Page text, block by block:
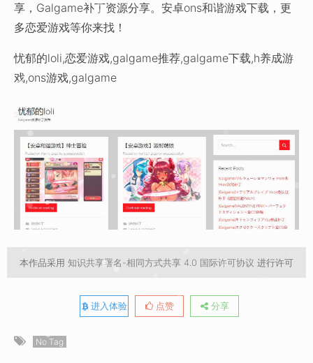
享，Galgame补丁资源分享。安卓ons和谐游戏下载，更
多恋爱游戏等你来找！
忧郁的loli,恋爱游戏,galgame推荐,galgame下载,h养成游
戏,ons游戏,galgame
本作品采用 知识共享署名-相同方式共享 4.0 国际许可协议 进行许可
进入体验 点赞 分享
No Tag